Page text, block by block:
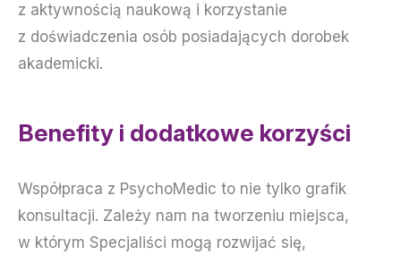
z aktywnością naukową i korzystanie
z doświadczenia osób posiadających dorobek
akademicki.
Benefity i dodatkowe korzyści
Współpraca z PsychoMedic to nie tylko grafik
konsultacji. Zależy nam na tworzeniu miejsca,
w którym Specjaliści mogą rozwijać się,